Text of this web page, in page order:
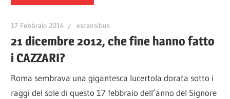
17 Febbraio 2014 escansibus
21 dicembre 2012, che fine hanno fatto
i CAZZARI?
Roma sembrava una gigantesca lucertola dorata sotto i
raggi del sole di questo 17 febbraio dell’anno del Signore